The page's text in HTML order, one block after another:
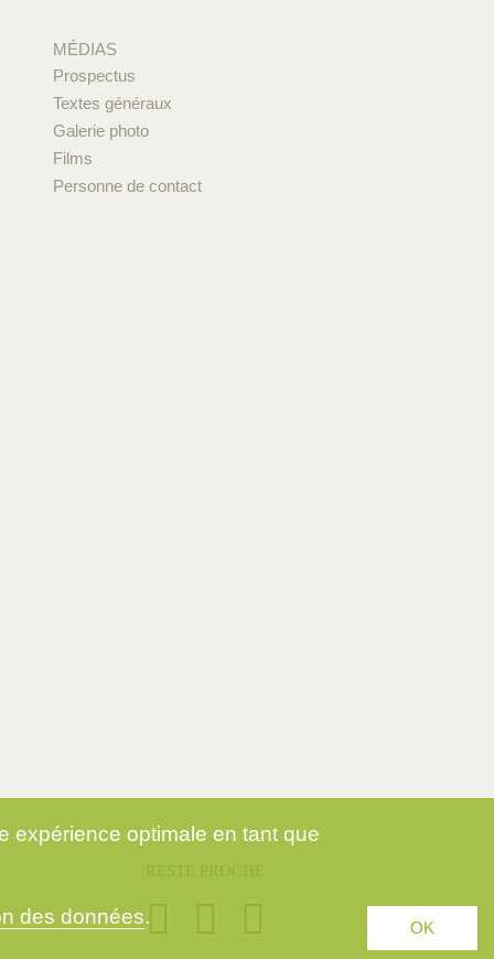
MÉDIAS
Prospectus
Textes généraux
Galerie photo
Films
Personne de contact
expérience optimale en tant que
des données. OK